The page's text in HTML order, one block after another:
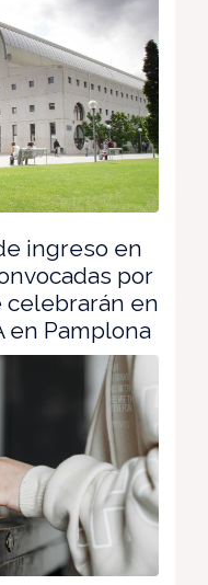
ingreso en
por
celebrarán en
en Pamplona